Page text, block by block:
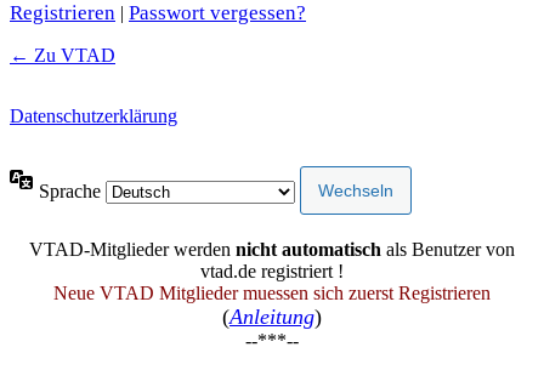
Registrieren | Passwort vergessen?
← Zu VTAD
Datenschutzerklärung
Sprache
VTAD-Mitglieder werden nicht automatisch als Benutzer von
vtad.de registriert !
Neue VTAD Mitglieder muessen sich zuerst Registrieren
(Anleitung)
--***--